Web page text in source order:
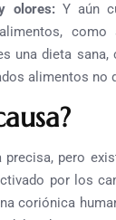
olores:Y aún
una dieta
alimentos no
pero
por los
coriónica